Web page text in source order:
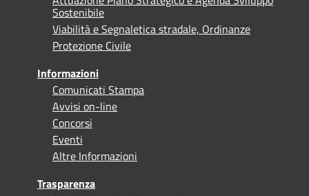
Sostenibile
Viabilità e Segnaletica stradale, Ordinanze
Protezione Civile
Informazioni
Comunicati Stampa
Avvisi on-line
Concorsi
Eventi
Altre Informazioni
Trasparenza